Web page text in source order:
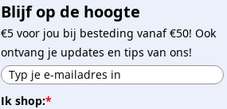
Blijf op de hoogte
€5 voor jou bij besteding vanaf €50! Ook
ontvang je updates en tips van ons!
Ik shop:*